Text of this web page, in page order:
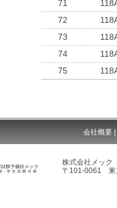
71
72
73
74
75
会社概要
株式会社メック
〒101-0061 東